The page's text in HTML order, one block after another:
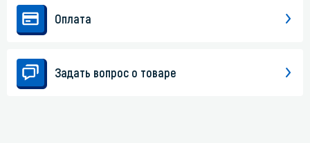
Оплата
Задать вопрос о товаре